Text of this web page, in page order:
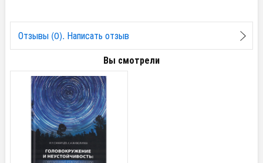
Отзывы (0). Написать отзыв
Вы смотрели